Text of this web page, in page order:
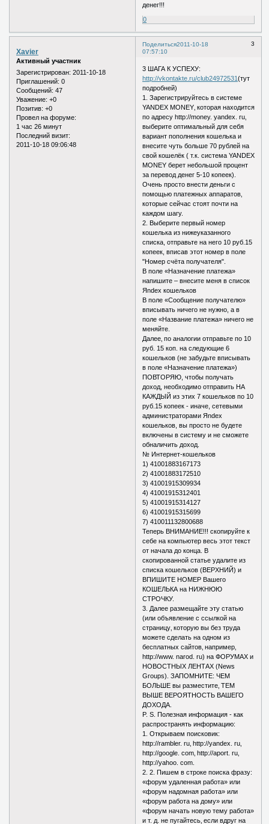
денег!!!
0
Поделиться 3
2011-10-18
07:57:10
Xavier
Активный участник
Зарегистрирован: 2011-10-18
Приглашений: 0
Сообщений: 47
Уважение: +0
Позитив: +0
Провел на форуме:
1 час 26 минут
Последний визит:
2011-10-18 09:06:48
3 ШАГА К УСПЕХУ:
http://vkontakte.ru/club24972531(тут
подробней)
1. Зарегистрируйтесь в системе
YANDEX MONEY‚ которая находится
по адресу http://money. yandex. ru‚
выберите оптимальный для себя
вариант пополнения кошелька и
внесите чуть больше 70 рублей на
свой кошелёк ( т.к. система YANDEX
MONEY берет небольшой процент
за перевод денег 5-10 копеек).
Очень просто внести деньги с
помощью платежных аппаратов‚
которые сейчас стоят почти на
каждом шагу.
2. Выберите первый номер
кошелька из нижеуказанного
списка, отправьте на него 10 руб.15
копеек, вписав этот номер в поле
"Номер счёта получателя".
В поле «Назначение платежа»
напишите – внесите меня в список
Яndex кошельков
В поле «Сообщение получателю»
вписывать ничего не нужно, а в
поле «Название платежа» ничего не
меняйте.
Далее‚ по аналогии отправьте по 10
руб. 15 коп. на следующие 6
кошельков (не забудьте вписывать
в поле «Назначение платежа»)
ПОВТОРЯЮ, чтобы получать
доход, необходимо отправить НА
КАЖДЫЙ из этих 7 кошельков по 10
руб.15 копеек - иначе, сетевыми
администраторами Яndex
кошельков, вы просто не будете
включены в систему и не сможете
обналичить доход.
№ Интернет-кошельков
1) 41001883167173
2) 41001883172510
3) 41001915309934
4) 41001915312401
5) 41001915314127
6) 41001915315699
7) 410011132800688
Теперь ВНИМАНИЕ!!! скопируйте к
себе на компьютер весь этот текст
от начала до конца. В
скопированной статье удалите из
списка кошельков (ВЕРХНИЙ) и
ВПИШИТЕ НОМЕР Вашего
КОШЕЛЬКА на НИЖНЮЮ
СТРОЧКУ.
3. Далее размещайте эту статью
(или объявление с ссылкой на
страницу‚ которую вы без труда
можете сделать на одном из
бесплатных сайтов‚ например‚
http://www. narod. ru) на ФОРУМАХ и
НОВОСТНЫХ ЛЕНТАХ (News
Groups). ЗАПОМНИТЕ: ЧЕМ
БОЛЬШЕ вы разместите‚ ТЕМ
ВЫШЕ ВЕРОЯТНОСТЬ ВАШЕГО
ДОХОДА.
P. S. Полезная информация - как
распространять информацию:
1. Открываем поисковик:
http://rambler. ru‚ http://yandex. ru‚
http://google. com‚ http://aport. ru‚
http://yahoo. com.
2. 2. Пишем в строке поиска фразу:
«форум удаленная работа» или
«форум надомная работа» или
«форум работа на дому» или
«форум начать новую тему работа»
и т. д. не пугайтесь‚ если вдруг на